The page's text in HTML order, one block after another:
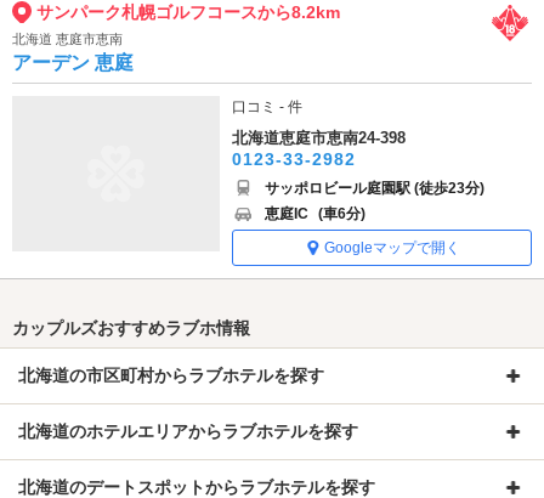
サンパーク札幌ゴルフコースから8.2km
北海道 恵庭市恵南
アーデン 恵庭
口コミ - 件
北海道恵庭市恵南24-398
0123-33-2982
サッポロビール庭園駅 (徒歩23分)
恵庭IC (車6分)
Googleマップで開く
カップルズおすすめラブホ情報
北海道の市区町村からラブホテルを探す
北海道のホテルエリアからラブホテルを探す
北海道のデートスポットからラブホテルを探す